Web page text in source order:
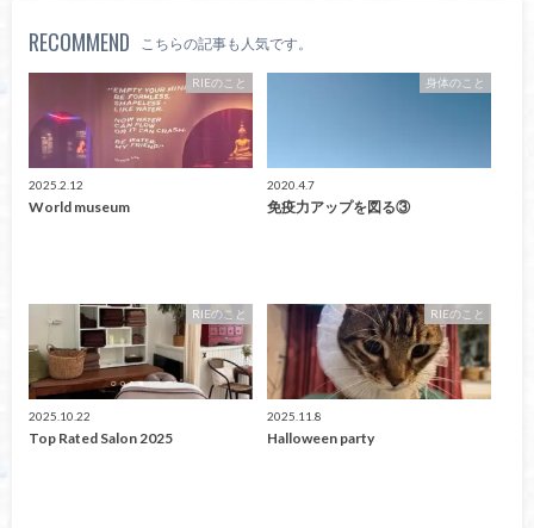
RECOMMEND こちらの記事も人気です。
RIEのこと
2025.2.12
World museum
身体のこと
2020.4.7
免疫力アップを図る③
RIEのこと
2025.10.22
Top Rated Salon 2025
RIEのこと
2025.11.8
Halloween party